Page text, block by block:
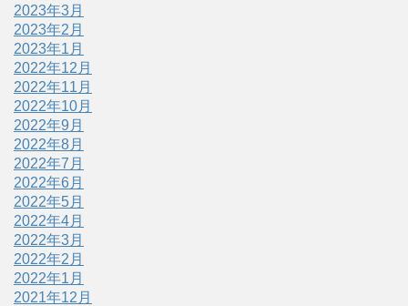
2023年3月
2023年2月
2023年1月
2022年12月
2022年11月
2022年10月
2022年9月
2022年8月
2022年7月
2022年6月
2022年5月
2022年4月
2022年3月
2022年2月
2022年1月
2021年12月